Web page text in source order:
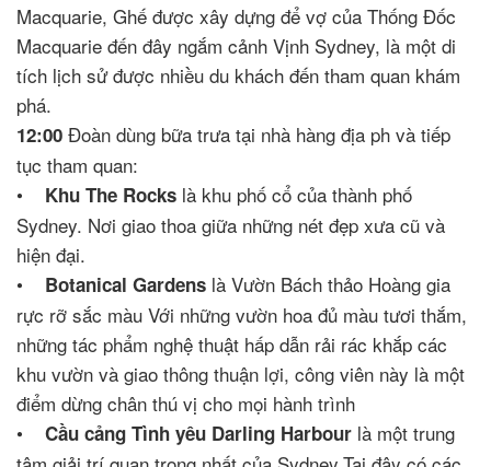
Macquarie, Ghế được xây dựng để vợ của Thống Đốc
Macquarie đến đây ngắm cảnh Vịnh Sydney, là một di
tích lịch sử được nhiều du khách đến tham quan khám
phá.
12:00 Đoàn dùng bữa trưa tại nhà hàng địa ph và tiếp
tục tham quan:
• Khu The Rocks là khu phố cổ của thành phố
Sydney. Nơi giao thoa giữa những nét đẹp xưa cũ và
hiện đại.
• Botanical Gardens là Vườn Bách thảo Hoàng gia
rực rỡ sắc màu Với những vườn hoa đủ màu tươi thắm,
những tác phẩm nghệ thuật hấp dẫn rải rác khắp các
khu vườn và giao thông thuận lợi, công viên này là một
điểm dừng chân thú vị cho mọi hành trình
• Cầu cảng Tình yêu Darling Harbour là một trung